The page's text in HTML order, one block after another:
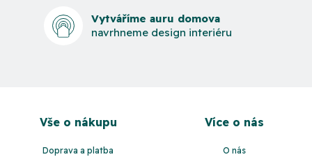
Vytváříme auru domova
navrhneme design interiéru
Vše o nákupu
Doprava a platba
Více o nás
O nás